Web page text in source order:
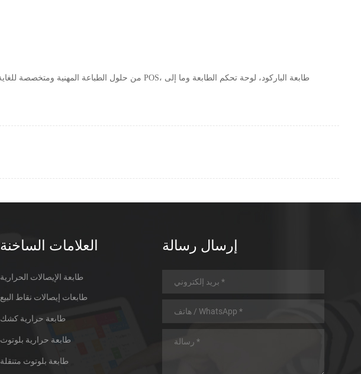
العلامات الساخنة
طابعة الإيصالات الحرارية
طابعات إيصالات نقاط البيع
طابعة حرارية كشك
طابعة حرارية بلوتوث
طابعة بلوتوث متنقلة
إرسال رسالة